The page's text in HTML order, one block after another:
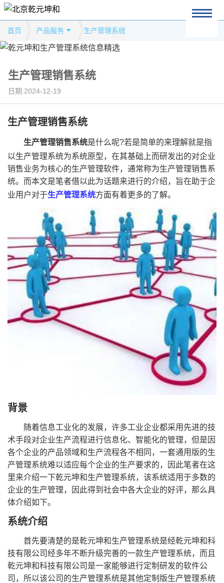
首页 产品服务 生产管理系统
生产管理销售系统
日期:2024-12-19
生产管理销售系统
生产管理销售系统是什么呢?若是简单的来理解就是指
以生产管理系统为系统原型，在其基础上而研发出的对企业
销售业务为核心的生产管理软件，通常称为生产管理销售系
统。而本文是笔者借以此为话题来进行的介绍，旨在助于企
业用户对于生产管理系统方面有着更多的了解。
背景
随着信息工业化的发展，许多工业企业都采用先进的技
术手段对企业生产流程进行信息化、智能化的管理，但是因
各个企业的产品领域和生产流程各不相同，一套通用版的生
产管理系统难以适应每个企业的生产要求的，因此笔者在这
里来介绍一下乾元坤和生产管理系统，该系统适用于多数的
企业的生产管理，因此得到社会中各大企业的好评，那么具
体介绍如下。
系统介绍
首先要清楚的是乾元坤和生产管理系统是经乾元坤和科
技有限公司经多年不断升级完善的一款生产管理系统，而且
乾元坤和科技有限公司是一家能够进行定制研发的软件公
司，所以该公司的生产管理系统是其他定制版生产管理系统